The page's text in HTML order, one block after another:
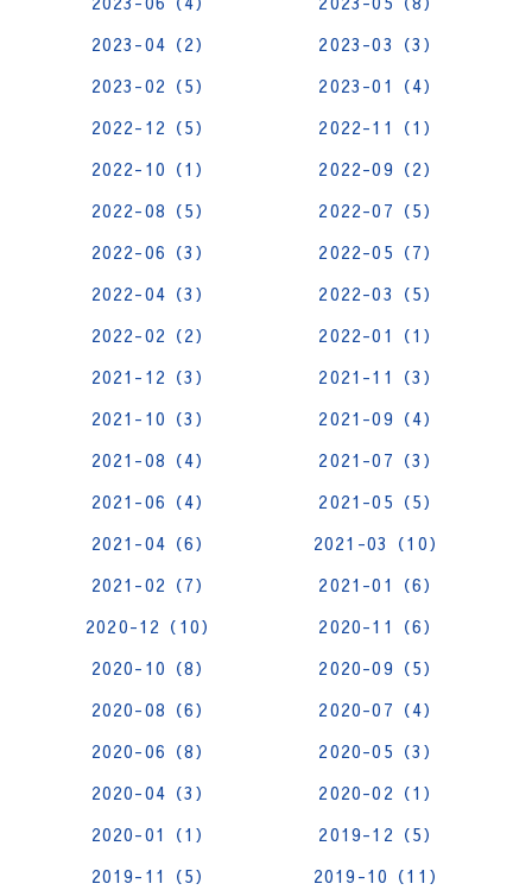
2023-04（2）
2023-03（3）
2023-02（5）
2023-01（4）
2022-12（5）
2022-11（1）
2022-10（1）
2022-09（2）
2022-08（5）
2022-07（5）
2022-06（3）
2022-05（7）
2022-04（3）
2022-03（5）
2022-02（2）
2022-01（1）
2021-12（3）
2021-11（3）
2021-10（3）
2021-09（4）
2021-08（4）
2021-07（3）
2021-06（4）
2021-05（5）
2021-04（6）
2021-03（10）
2021-02（7）
2021-01（6）
2020-12（10）
2020-11（6）
2020-10（8）
2020-09（5）
2020-08（6）
2020-07（4）
2020-06（8）
2020-05（3）
2020-04（3）
2020-02（1）
2020-01（1）
2019-12（5）
2019-11（5）
2019-10（11）